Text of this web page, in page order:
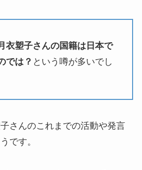
衣塑子さんの国籍は日本で
では？ という噂が多いでし
さんのこれまでの活動や発言
です。